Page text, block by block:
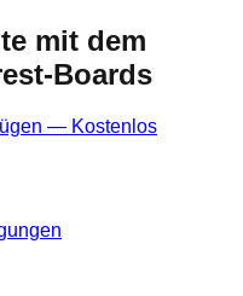
mit dem
Boards
— Kostenlos